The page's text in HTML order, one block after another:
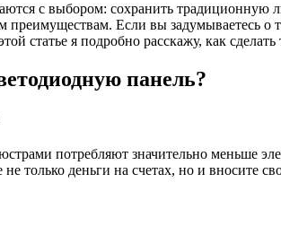
с выбором: сохранить
преимуществам. Если вы задумываетесь
статье я подробно расскажу, как
панель?
потребляют значительно меньше
только деньги на счетах, но и вносите